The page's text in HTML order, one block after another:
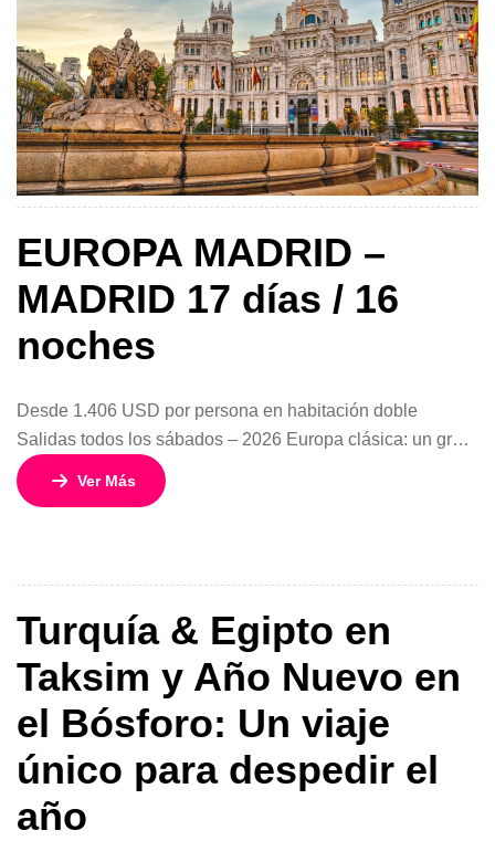
EUROPA MADRID –
MADRID 17 días / 16
noches
Desde 1.406 USD por persona en habitación doble
Salidas todos los sábados – 2026 Europa clásica: un gran
viaje por las capitales más icónicas Este circuito de 17
días y 16 noches por Europa, comenzando y finalizando
[…]
Ver Más
Turquía & Egipto en
Taksim y Año Nuevo en
el Bósforo: Un viaje
único para despedir el
año